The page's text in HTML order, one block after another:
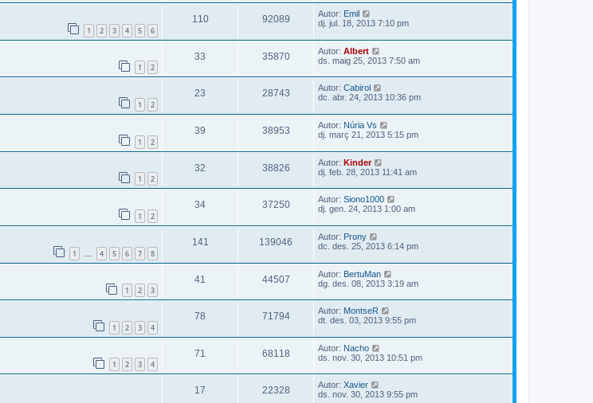
1 2 3 4 5 6
110 92089 Autor: Emil
dj. jul. 18, 2013 7:10 pm
1 2
33 35870 Autor: Albert
ds. maig 25, 2013 7:50 am
1 2
23 28743 Autor: Cabirol
dc. abr. 24, 2013 10:36 pm
1 2
39 38953 Autor: Núria Vs
dj. març 21, 2013 5:15 pm
1 2
32 38826 Autor: Kinder
dj. feb. 28, 2013 11:41 am
1 2
34 37250 Autor: Siono1000
dj. gen. 24, 2013 1:00 am
1 … 4 5 6 7 8
141 139046 Autor: Prony
dc. des. 25, 2013 6:14 pm
1 2 3
41 44507 Autor: BertuMan
dg. des. 08, 2013 3:19 am
1 2 3 4
78 71794 Autor: MontseR
dt. des. 03, 2013 9:55 pm
1 2 3 4
71 68118 Autor: Nacho
ds. nov. 30, 2013 10:51 pm
17 22328 Autor: Xavier
ds. nov. 30, 2013 9:55 pm